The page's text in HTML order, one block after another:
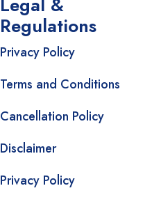
Regulations
Privacy Policy
Terms and Conditions
Cancellation Policy
Disclaimer
Privacy Policy